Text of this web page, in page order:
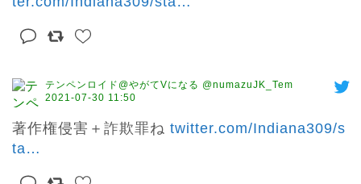
テンペンロイド@やがてVになる @numazuJK_Tem
2021-07-30 11:50
著作権侵害＋詐欺罪ね twitter.com/Indiana309/s
ta…